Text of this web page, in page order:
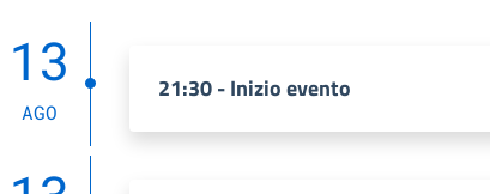
13
AGO
21:30 - Inizio evento